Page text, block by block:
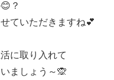
？
ていただきますね💕
に取り入れて
ましょう～🙊